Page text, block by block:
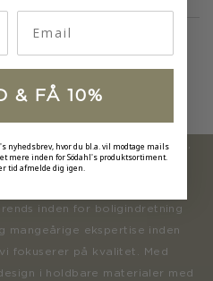
og attraktiv kollektion,
forny deres hjem.
med nye produkter, der er
inden for boligindretning
mangeårige ekspertise inden
fokuserer på kvalitet. Med
i holdbare materialer med
& FÅ 10%
nyhedsbrev, hvor du bl.a. vil modtage mails
mere inden for Södahl's produktsortiment.
tid afmelde dig igen.